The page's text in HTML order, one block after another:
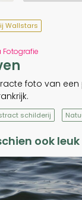
Wallstars
Fotografie
foto van
schilderij
ook leuk